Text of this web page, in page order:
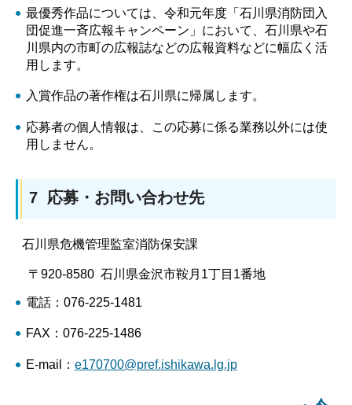
最優秀作品については、令和元年度「石川県消防団入
団促進一斉広報キャンペーン」において、石川県や石
川県内の市町の広報誌などの広報資料などに幅広く活
用します。
入賞作品の著作権は石川県に帰属します。
応募者の個人情報は、この応募に係る業務以外には使
用しません。
7 応募・お問い合わせ先
石川県危機管理監室消防保安課
〒920-8580 石川県金沢市鞍月1丁目1番地
電話：076-225-1481
FAX：076-225-1486
E-mail： e170700@pref.ishikawa.lg.jp